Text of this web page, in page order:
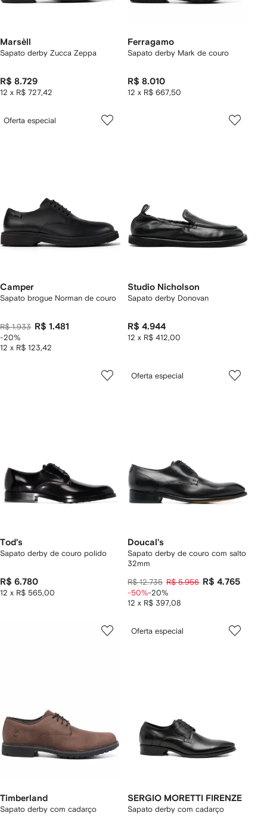
Marsèll
Sapato derby Zucca Zeppa
R$ 8.729
12 x R$ 727,42
Ferragamo
Sapato derby Mark de couro
R$ 8.010
12 x R$ 667,50
Oferta especial
Camper
Sapato brogue Norman de couro
R$ 1.933 R$ 1.481
12 x R$ 123,42
-20%
Studio Nicholson
Sapato derby Donovan
R$ 4.944
12 x R$ 412,00
Tod's
Sapato derby de couro polido
R$ 6.780
12 x R$ 565,00
Oferta especial
Doucal's
Sapato derby de couro com salto
32mm
R$ 12.735 R$ 5.956 R$ 4.765
12 x R$ 397,08
-50%-20%
Timberland
Sapato derby com cadarço
Oferta especial
SERGIO MORETTI FIRENZE
Sapato derby com cadarço